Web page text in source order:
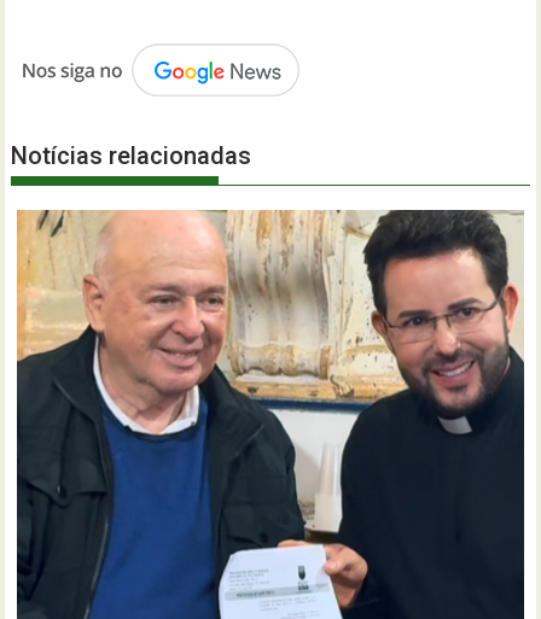
Notícias relacionadas